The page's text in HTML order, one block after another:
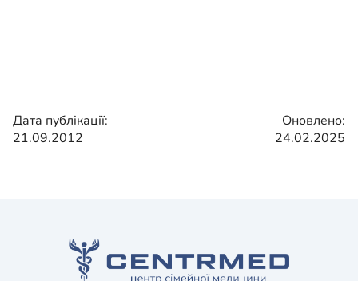
Дата публікації:
21.09.2012
Оновлено:
24.02.2025